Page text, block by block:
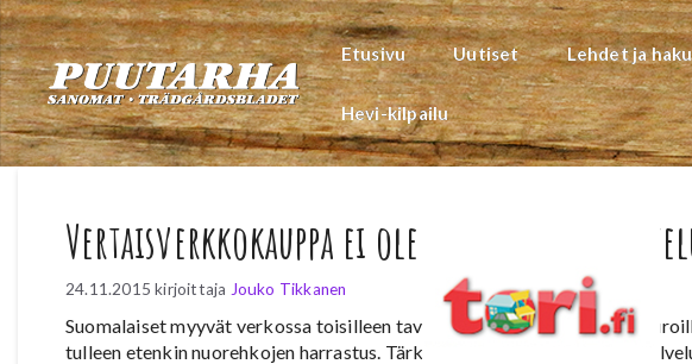
Siirry
sisältöön
Etusivu Uutiset Lehdet ja haku
Hevi-kilpailu
Vertaisverkkokauppa ei ole
24.11.2015 kirjoittaja Jouko Tikkanen
Suomalaiset myyvät verkossa toisilleen tavaraa jo sadoilla miljoonilla
tulleen etenkin nuorehkojen harrastus. Tärkein syy ostaa tuotteita tai